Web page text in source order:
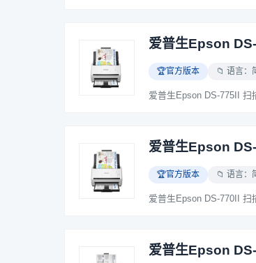
爱普生Epson
🏆官方版本 📁 语言：
爱普生Epson
🏆官方版本 📁 语言：
爱普生Epson